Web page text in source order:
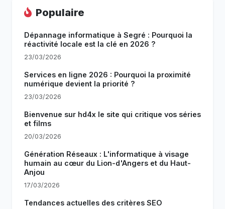
Populaire
Dépannage informatique à Segré : Pourquoi la
réactivité locale est la clé en 2026 ?
23/03/2026
Services en ligne 2026 : Pourquoi la proximité
numérique devient la priorité ?
23/03/2026
Bienvenue sur hd4x le site qui critique vos séries
et films
20/03/2026
Génération Réseaux : L'informatique à visage
humain au cœur du Lion-d'Angers et du Haut-
Anjou
17/03/2026
Tendances actuelles des critères SEO